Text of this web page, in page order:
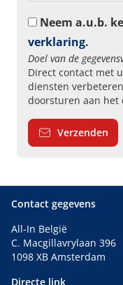
Neem a.u.b.
verklaring.
Doel van de
Direct contact met
diensten
doorsturen aan het
Verzenden
Contact gegevens
All-In België
C. Macgillavrylaan 396
1098 XB Amsterdam
Directe link